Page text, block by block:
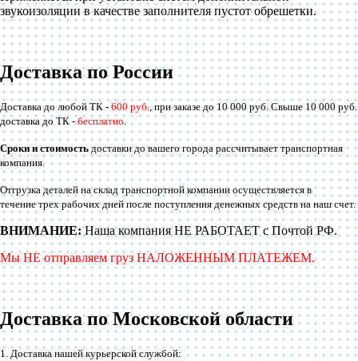
звукоизоляции в качестве заполнителя пустот обрешетки.
Доставка по России
Доставка до любой ТК -600 руб., при заказе до 10 000 руб. Свыше 10 000 руб.
доставка до ТК -бесплатно.
Сроки и стоимостьдоставки до вашего города рассчитывает транспортная
компания.
Отгрузка деталей на склад транспортной компании осуществляется в
течение трех рабочих дней после поступления денежных средств на наш счет.
ВНИМАНИЕ:Наша компания НЕ РАБОТАЕТ с Почтой РФ.
Мы НЕ отправляем груз НАЛОЖЕННЫМ ПЛАТЕЖЕМ.
Доставка по Московской области
1. Доставка нашей курьерской службой: